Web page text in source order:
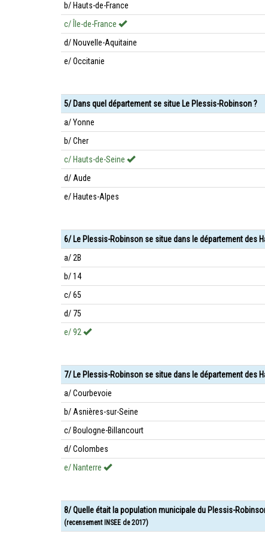
b/ Hauts-de-France
c/ Île-de-France
d/ Nouvelle-Aquitaine
e/ Occitanie
5/ Dans quel département se situe Le Plessis-Robinson ?
a/ Yonne
b/ Cher
c/ Hauts-de-Seine
d/ Aude
e/ Hautes-Alpes
6/ Le Plessis-Robinson se situe dans le département des
a/ 2B
b/ 14
c/ 65
d/ 75
e/ 92
7/ Le Plessis-Robinson se situe dans le département des
a/ Courbevoie
b/ Asnières-sur-Seine
c/ Boulogne-Billancourt
d/ Colombes
e/ Nanterre
8/ Quelle était la population municipale du Plessis-
(recensement INSEE de 2017)